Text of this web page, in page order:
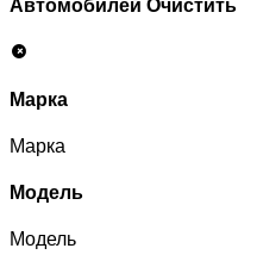
Автомобилей Очистить
Марка
Марка
Модель
Модель